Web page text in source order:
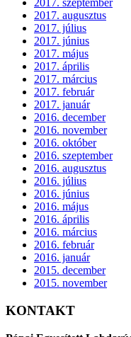
2017. szeptember
2017. augusztus
2017. július
2017. június
2017. május
2017. április
2017. március
2017. február
2017. január
2016. december
2016. november
2016. október
2016. szeptember
2016. augusztus
2016. július
2016. június
2016. május
2016. április
2016. március
2016. február
2016. január
2015. december
2015. november
KONTAKT